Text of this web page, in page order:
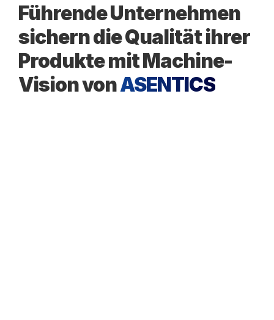
Führende Unternehmen
sichern die Qualität ihrer
Produkte mit Machine-
Vision vonASENTICS